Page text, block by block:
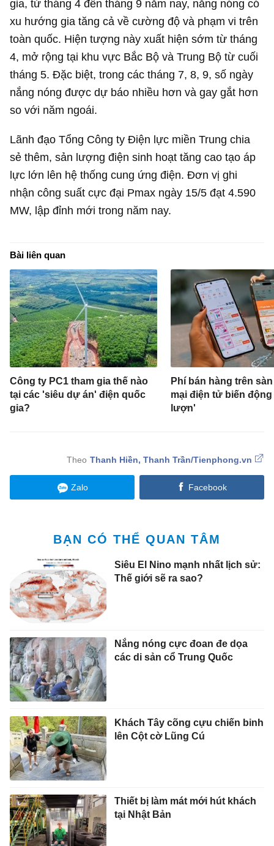
gia, từ tháng 4 đến tháng 9 năm nay, nắng nóng có
xu hướng gia tăng cả về cường độ và phạm vi trên
toàn quốc. Hiện tượng này xuất hiện sớm từ tháng
4, mở rộng tại khu vực Bắc Bộ và Trung Bộ từ cuối
tháng 5. Đặc biệt, trong các tháng 7, 8, 9, số ngày
nắng nóng được dự báo nhiều hơn và gay gắt hơn
so với năm ngoái.
Lãnh đạo Tổng Công ty Điện lực miền Trung chia
sẻ thêm, sản lượng điện sinh hoạt tăng cao tạo áp
lực lớn lên hệ thống cung ứng điện. Đơn vị ghi
nhận công suất cực đại Pmax ngày 15/5 đạt 4.590
MW, lập đỉnh mới trong năm nay.
Bài liên quan
Công ty PC1 tham gia thế nào
tại các 'siêu dự án' điện quốc
gia?
Phí bán hàng trên
mại điện tử biến
lượn'
Thanh Hiền, Thanh Trần/Tienphong.vn
Zalo Facebook
BẠN CÓ THỂ QUAN TÂM
Siêu El Nino mạnh nhất lịch sử:
Thế giới sẽ ra sao?
Nắng nóng cực đoan đe dọa
các di sản cổ Trung Quốc
Khách Tây cõng cựu chiến binh
lên Cột cờ Lũng Cú
Thiết bị làm mát mới hút khách
tại Nhật Bản